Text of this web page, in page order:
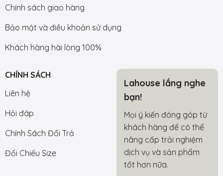
Chính sách giao hàng
Bảo mật và điều khoản sử dụng
Khách hàng hài lòng 100%
CHÍNH SÁCH
Liên hệ
Hỏi đáp
Chính Sách Đổi Trả
Đối Chiếu Size
Lahouse lắng nghe
bạn!
Mọi ý kiến đóng góp từ
khách hàng để có thể
nâng cấp trải nghiệm
dịch vụ và sản phẩm
tốt hơn nữa.